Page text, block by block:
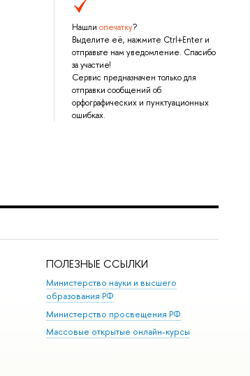
Нашли опечатку?
Выделите её, нажмите Ctrl+Enter и
отправьте нам уведомление. Спасибо
за участие!
Сервис предназначен только для
отправки сообщений об
орфографических и пунктуационных
ошибках.
ПОЛЕЗНЫЕ ССЫЛКИ
Министерство науки и высшего
образования РФ
Министерство просвещения РФ
Массовые открытые онлайн-курсы